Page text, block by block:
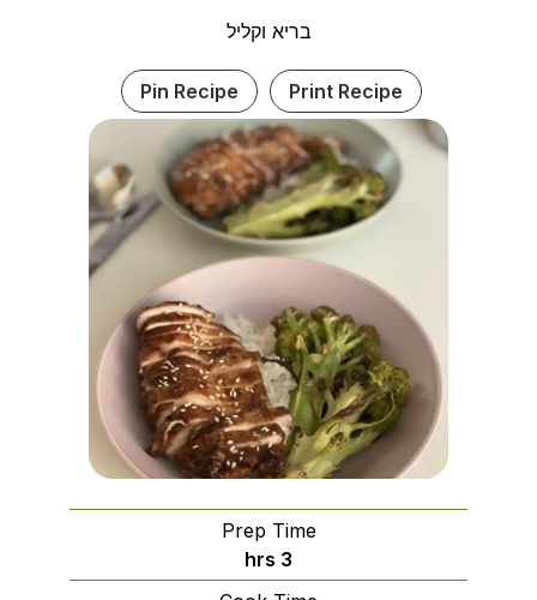
בריא וקליל
Print Recipe
Pin Recipe
Prep Time
3
hrs